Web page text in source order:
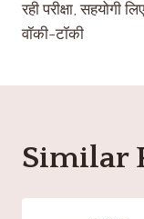
रही परीक्षा, सहयोगी
वॉकी-टॉकी
Similar